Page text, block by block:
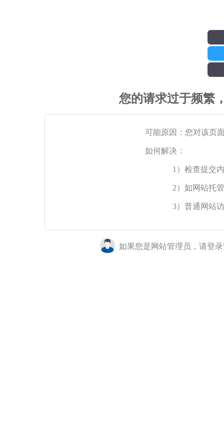
您的请求过于频繁
可能原因：您对该页
如何解决：
1）检查提交
2）如网站托
3）普通网站
如果您是网站管理员，请登